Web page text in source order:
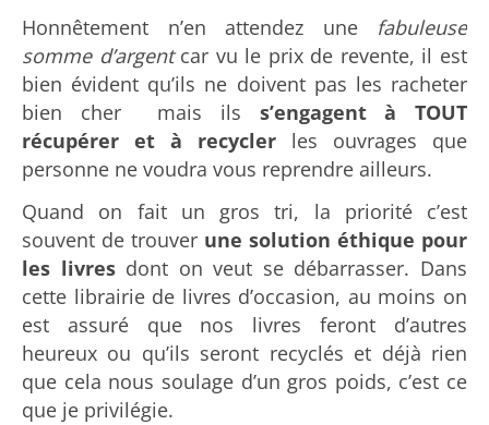
Honnêtement n’en attendez une fabuleuse
somme d’argentcar vu le prix de revente, il est
bien évident qu’ils ne doivent pas les racheter
bien cher mais ils s’engagent à TOUT
récupérer et à recycler les ouvrages que
personne ne voudra vous reprendre ailleurs.
Quand on fait un gros tri, la priorité c’est
souvent de trouver une solution éthique pour
les livresdont on veut se débarrasser. Dans
cette librairie de livres d’occasion, au moins on
est assuré que nos livres feront d’autres
heureux ou qu’ils seront recyclés et déjà rien
que cela nous soulage d’un gros poids, c’est ce
que je privilégie.